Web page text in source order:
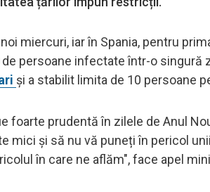
miercuri, iar în Spania, pentru
persoane infectate într-o singură
și a stabilit limita de 10 persoane
foarte prudentă în zilele de Anul
mici și să nu vă puneți în pericol
în care ne aflăm", face apel